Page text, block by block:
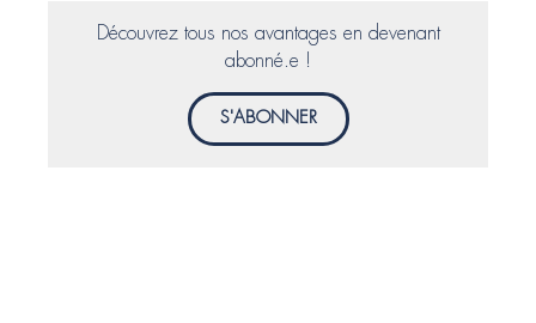
Découvrez tous nos avantages en devenant
abonné.e !
S'ABONNER